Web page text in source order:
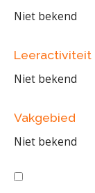
Niet bekend
Leeractiviteit
Niet bekend
Vakgebied
Niet bekend